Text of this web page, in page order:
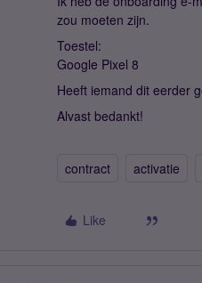
zou moeten zijn.
Toestel:
Google Pixel 8
Heeft iemand dit eerder
Alvast bedankt!
contract activatie
Like